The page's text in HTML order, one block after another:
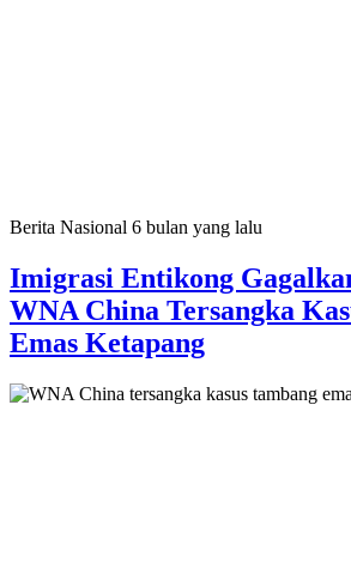
Berita Nasional 6 bulan yang lalu
Imigrasi Entikong
WNA China Tersangka
Emas Ketapang